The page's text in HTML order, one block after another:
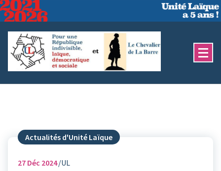
Aller
au
contenu
Actualités d'Unité Laïque
27 Déc 2024 UL